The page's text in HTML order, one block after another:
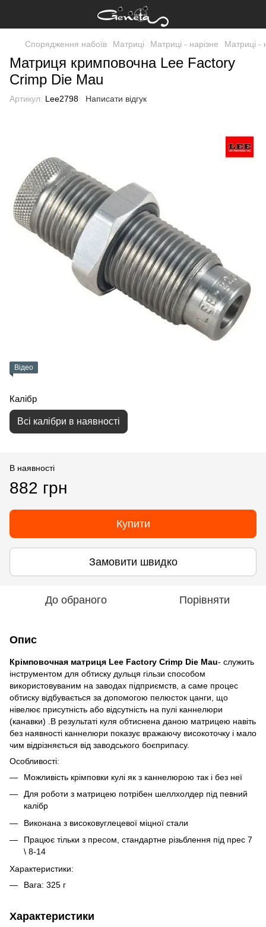
Спорядження набоїв Матриці Матриці - нарізне Матриці -
Матриця кримповочна Lee Factory
Crimp Die Mau
Артикул: Lee2798 Написати відгук
Відео
Калібр
Всі калібри в наявності
В наявності
882 грн
Купити
Замовити швидко
До обраного Порівняти
Опис
Крімповочная матриця Lee Factory Crimp Die Mau- служить
інструментом для обтиску дульця гільзи способом
використовуваним на заводах підприємств, а саме процес
обтиску відбувається за допомогою пелюсток цанги, що
нівелює присутність або відсутність на пулі каннелюри
(канавки) .В результаті куля обтиснена даною матрицею навіть
без наявності каннелюри показує вражаючу високоточку і мало
чим відрізняється від заводського боєприпасу.
Особливості:
Можливість крімповки кулі як з каннелюрою так і без неї
Для роботи з матрицею потрібен шеллхолдер під певний
калібр
Виконана з високовуглецевої міцної стали
Працює тільки з пресом, стандартне різьблення під прес 7
\ 8-14
Характеристики:
Вага: 325 г
Характеристики